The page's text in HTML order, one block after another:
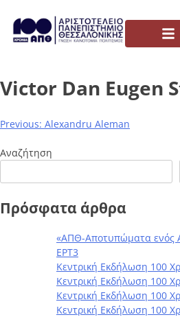
Victor Dan Eugen
Previous: Alexandru Aleman
Αναζήτηση
Πρόσφατα άρθρα
«ΑΠΘ-Αποτυπώματα ενός
ΕΡΤ3
Κεντρική Εκδήλωση 100
Κεντρική Εκδήλωση 100
Κεντρική Εκδήλωση 100
Κεντρική Εκδήλωση 100